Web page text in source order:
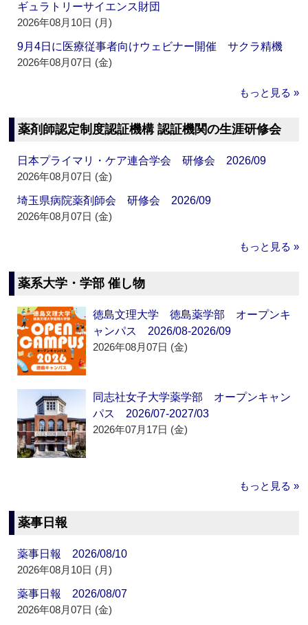
ギュラトリーサイエンス財団
2026年08月10日 (月)
9月4日に医療従事者向けウェビナー開催 サクラ精機
2026年08月07日 (金)
もっと見る »
薬剤師認定制度認証機構 認証機関の生涯研修会
日本プライマリ・ケア連合学会 研修会 2026/09
2026年08月07日 (金)
埼玉県病院薬剤師会 研修会 2026/09
2026年08月07日 (金)
もっと見る »
薬系大学・学部 催し物
徳島文理大学 徳島薬学部 オープンキ
ャンパス 2026/08-2026/09
2026年08月07日 (金)
同志社女子大学薬学部 オープンキャン
パス 2026/07-2027/03
2026年07月17日 (金)
もっと見る »
薬事日報
薬事日報 2026/08/10
2026年08月10日 (月)
薬事日報 2026/08/07
2026年08月07日 (金)